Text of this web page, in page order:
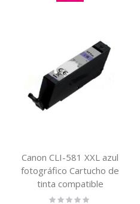
Canon CLI-581 XXL azul
fotográfico Cartucho de
tinta compatible
(1999C001)
Rating: